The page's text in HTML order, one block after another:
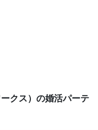
クス）の婚活パーテ